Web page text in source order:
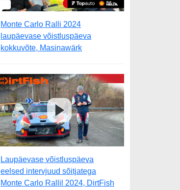
Monte Carlo Ralli 2024
laupäevase võistluspäeva
kokkuvõte, Masinawärk
Laupäevase võistluspäeva
eelsed intervjuud sõitjatega
Monte Carlo Rallil 2024, DirtFish